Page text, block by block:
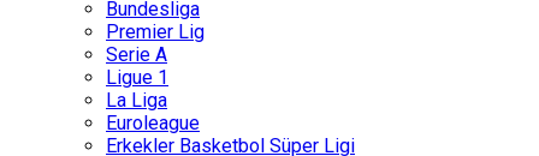
Bundesliga
Premier Lig
Serie A
Ligue 1
La Liga
Euroleague
Erkekler Basketbol Süper Ligi